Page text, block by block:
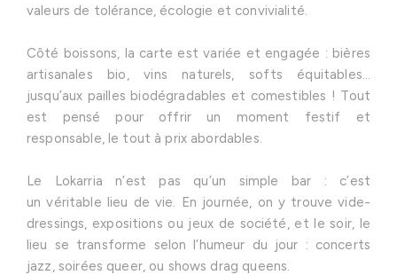
valeurs de tolérance, écologie et convivialité.
Côté boissons, la carte est variée et engagée : bières
artisanales bio, vins naturels, softs équitables…
jusqu’aux pailles biodégradables et comestibles ! Tout
est pensé pour offrir un moment festif et
responsable, le tout à prix abordables.
Le Lokarria n’est pas qu’un simple bar : c’est
un véritable lieu de vie. En journée, on y trouve vide-
dressings, expositions ou jeux de société, et le soir, le
lieu se transforme selon l’humeur du jour : concerts
jazz, soirées queer, ou shows drag queens.